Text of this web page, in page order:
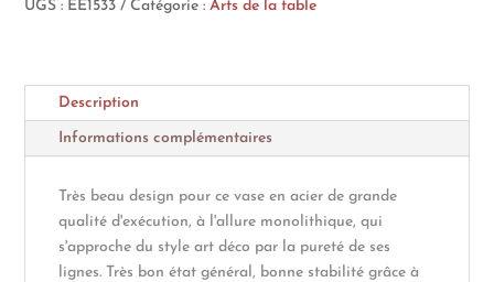
octogonal
martelé,
ciselé
UGS : EE1533 Catégorie :Arts de la table
Description
Informations complémentaires
Très beau design pour ce vase en acier de grande
qualité d'exécution, à l'allure monolithique, qui
s'approche du style art déco par la pureté de ses
lignes. Très bon état général, bonne stabilité grâce à